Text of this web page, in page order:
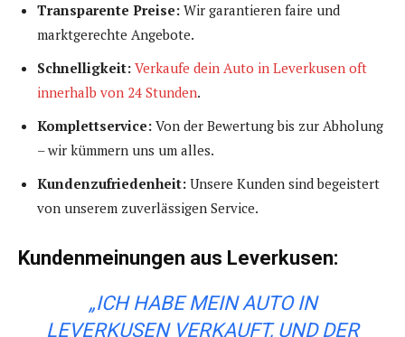
Transparente Preise: Wir garantieren faire und
marktgerechte Angebote.
Schnelligkeit: Verkaufe dein Auto in Leverkusen oft
innerhalb von 24 Stunden.
Komplettservice: Von der Bewertung bis zur Abholung
– wir kümmern uns um alles.
Kundenzufriedenheit: Unsere Kunden sind begeistert
von unserem zuverlässigen Service.
Kundenmeinungen aus Leverkusen:
„ICH HABE MEIN AUTO IN
LEVERKUSEN VERKAUFT, UND DER